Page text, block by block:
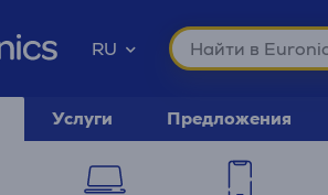
RU
Услуги Предложения